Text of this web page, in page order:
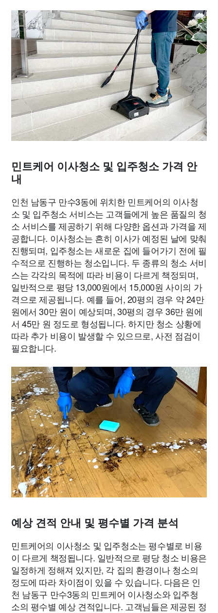
민트케어 이사청소 및 입주청소 가격 안
내
인천 남동구 만수3동에 위치한 민트케어의 이사청
소 및 입주청소 서비스는 고객들에게 높은 품질의 청
소 서비스를 제공하기 위해 다양한 옵션과 가격을 제
공합니다. 이사청소는 흔히 이사가 예정된 날에 맞춰
진행되며, 입주청소는 새로운 집에 들어가기 전에 필
수적으로 진행하는 청소입니다. 두 종류의 청소 서비
스는 각각의 목적에 따라 비용이 다르게 책정되며,
일반적으로 평당 13,000원에서 15,000원 사이의 가
격으로 제공됩니다. 예를 들어, 20평의 경우 약 24만
원에서 30만 원이 예상되며, 30평의 경우 36만 원에
서 45만 원 정도로 형성됩니다. 하지만 청소 상황에
따라 추가 비용이 발생할 수 있으므로, 사전 점검이
필요합니다.
예상 견적 안내 및 평수별 가격 분석
민트케어의 이사청소 및 입주청소는 평수별로 비용
이 다르게 책정됩니다. 일반적으로 평당 청소 비용은
일정하게 정해져 있지만, 각 집의 환경이나 청소의
정도에 따라 차이점이 있을 수 있습니다. 다음은 인
천 남동구 만수3동의 민트케어 이사청소와 입주청
소의 평수별 예상 견적입니다. 고객님들은 제공된 정